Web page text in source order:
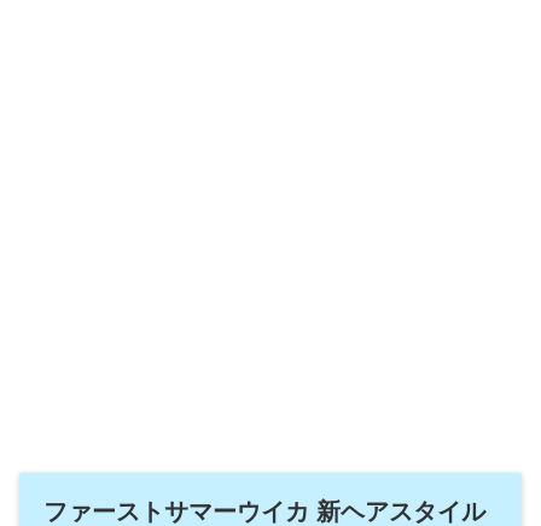
ファーストサマーウイカ 新ヘアスタイル